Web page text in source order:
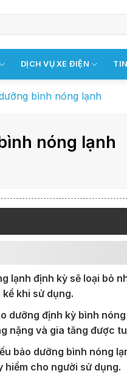
DỊCH VỤ XE ĐIỆN
bình nóng lạnh
nóng lạnh
lạnh định kỳ sẽ loại bỏ
khi sử dụng.
dưỡng định kỳ bình
nặng và gia tăng được
bảo dưỡng bình nóng
cho người sử dụng.